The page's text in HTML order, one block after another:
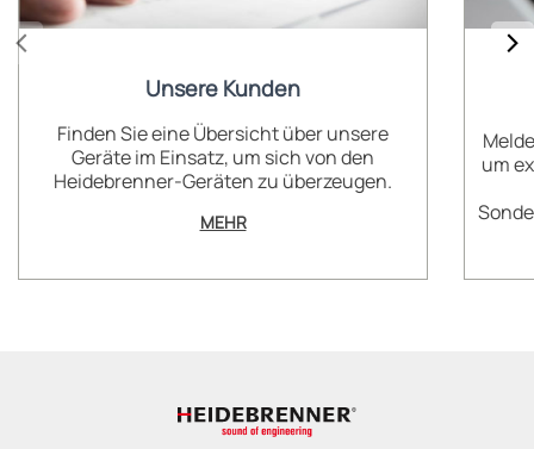
Unsere Kunden
Finden Sie eine Übersicht über unsere
Geräte im Einsatz, um sich von den
Heidebrenner-Geräten zu überzeugen.
MEHR
um